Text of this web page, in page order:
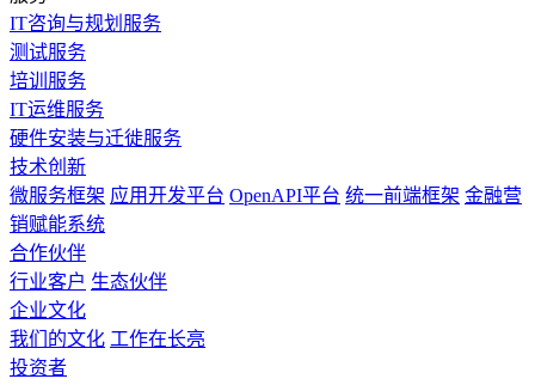
IT咨询与规划服务
测试服务
培训服务
IT运维服务
硬件安装与迁徙服务
技术创新
微服务框架 应用开发平台 OpenAPI平台 统一前端框架 金融营
销赋能系统
合作伙伴
行业客户 生态伙伴
企业文化
我们的文化 工作在长亮
投资者